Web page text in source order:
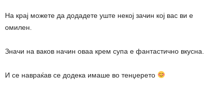
На крај можете да додадете уште некој зачин кој вас ви е
омилен.
Значи на ваков начин оваа крем супа е фантастично вкусна.
И се навраќав се додека имаше во тенџерето